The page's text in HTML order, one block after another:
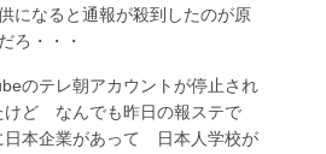
になると通報が殺到したのが原
ろ・・・
のテレ朝アカウントが停止され
けど なんでも昨日の報ステで
日本企業があって 日本人学校が